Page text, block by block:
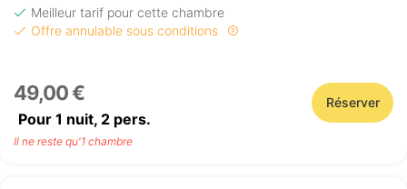
Meilleur tarif pour cette chambre
Offre annulable sous conditions
49,00 €
Pour 1 nuit, 2 pers.
Réserver
Il ne reste qu'1 chambre